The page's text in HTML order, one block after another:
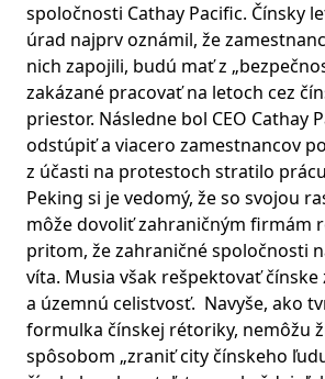
spoločnosti Cathay Pacific. Čínsky
úrad najprv oznámil, že
nich zapojili, budú mať z
zakázané pracovať na letoch cez
priestor. Následne bol CEO Cathay
odstúpiť a viacero zamestnancov
z účasti na protestoch stratilo
Peking si je vedomý, že so svojou
môže dovoliť zahraničným firmám
pritom, že zahraničné spoločnosti
víta. Musia však rešpektovať čínske
a územnú celistvosť. Navyše, ako
formulka čínskej rétoriky, nemôžu
spôsobom „zraniť city čínskeho